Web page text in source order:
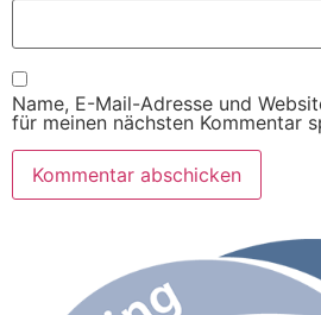
Name, E-Mail-Adresse und
für meinen nächsten Kommentar